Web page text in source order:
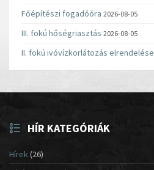
Főépítészi fogadóóra 2026-08-05
III. fokú hőségriasztás 2026-08-05
II. fokú ivóvízkorlátozás elrendelése
HÍR KATEGÓRIÁK
Hírek(26)